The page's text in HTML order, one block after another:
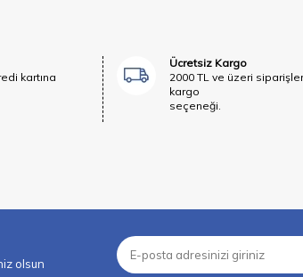
kartına
Ücretsiz Kargo
2000 TL ve üzeri
kargo
seçeneği.
olsun